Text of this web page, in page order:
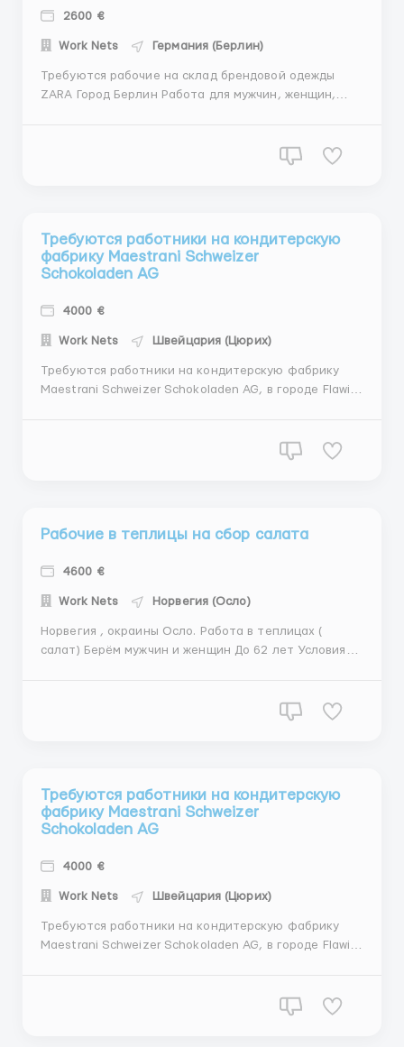
2600 €
Work Nets Германия (Берлин)
Требуются рабочие на склад брендовой одежды
ZARA Город Берлин Работа для мужчин, женщин,
комплектованию продукции, так же стикеровка
Требуются работники на кондитерскую
фабрику Maestrani Schweizer
Schokoladen AG
4000 €
Work Nets Швейцария (Цюрих)
Требуются работники на кондитерскую фабрику
Maestrani Schweizer Schokoladen AG, в городе Flawil
плата 15.5€/ час (нетто). Рабочий день 8-10 часов,
Рабочие в теплицы на сбор салата
4600 €
Work Nets Норвегия (Осло)
Норвегия , окраины Осло. Работа в теплицах (
салат) Берём мужчин и женщин До 62 лет Условия
Проживание рядом с работой предоставляет и
Требуются работники на кондитерскую
фабрику Maestrani Schweizer
Schokoladen AG
4000 €
Work Nets Швейцария (Цюрих)
Требуются работники на кондитерскую фабрику
Maestrani Schweizer Schokoladen AG, в городе Flawil
плата 15.5€/ час (нетто). Рабочий день 8-10 часов,